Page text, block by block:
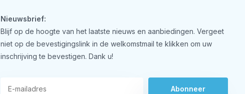
Nieuwsbrief:
Blijf op de hoogte van het laatste nieuws en aanbiedingen. Vergeet
niet op de bevestigingslink in de welkomstmail te klikken om uw
inschrijving te bevestigen. Dank u!
Abonneer